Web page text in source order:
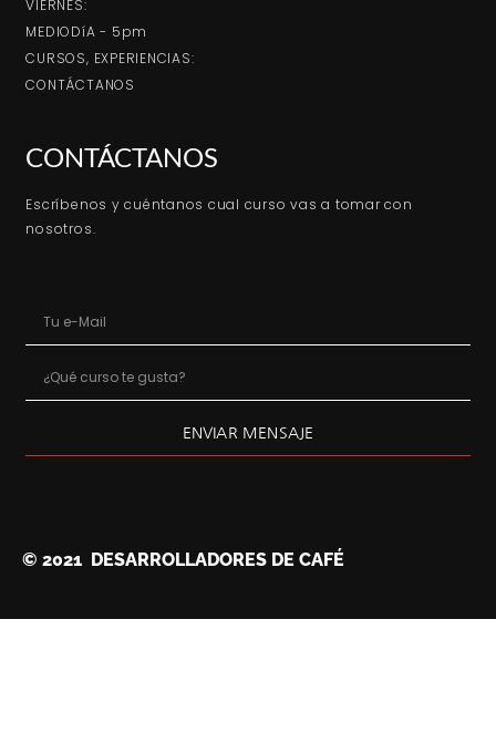
VIERNES:
MEDIODíA - 5pm
CURSOS, EXPERIENCIAS:
CONTÁCTANOS
CONTÁCTANOS
Escríbenos y cuéntanos cual curso vas a tomar con
nosotros.
ENVIAR MENSAJE
© 2021 DESARROLLADORES DE CAFÉ